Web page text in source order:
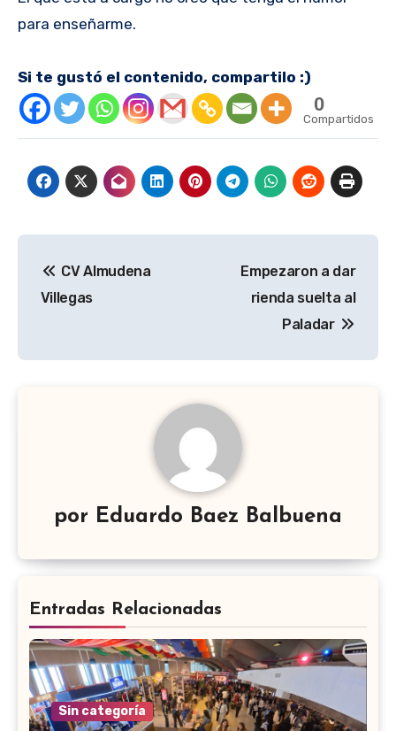
para enseñarme.
Si te gustó el contenido, compartilo :)
0
Compartidos
de
CV Almudena
Villegas
Empezaron a dar
rienda suelta al
Paladar
por Eduardo Baez Balbuena
Entradas Relacionadas
Sin categoría